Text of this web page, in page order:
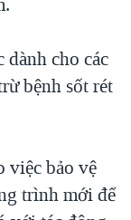
dành cho các
bệnh sốt rét
việc bảo vệ
trình mới để